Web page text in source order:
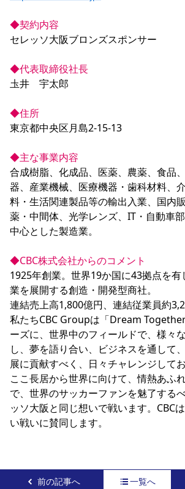
アウェイツアー
よくある質問
スポーツクラブ
長居公園 セレッソフットサルパーク
セレッソスポーツパーク舞洲
セレッソ大阪アカデミー
◆契約内容
セレッソ大阪ブロンズスポンサー
◆代表取締役社長
圡井　宇太郎
◆住所
東京都中央区月島2-15-13
◆主な事業内容
合成樹脂、化成品、医薬、農薬、食品
器、産業機械、医療機器・歯科材料、
料・生活関連製品等の輸出入業、国内
薬・中間体、光学レンズ、IT・自動車
中心とした製造業。
◆CBC株式会社からのコメント
1925年創業。世界19か国に43拠点を
業を展開する創造・開発型商社。
連結売上高1,800億円、連結従業員約
私たちCBC Groupは「Dream
ーズに、世界中のフィールドで、様々
し、夢を語り合い、ビジネスを通して
展に貢献すべく、日々チャレンジして
ここ長居から世界に向けて、情熱あふ
で、世界のサッカーファンを魅了する
ッソ大阪と同じ想いで戦います。CBC
い戦いに賛同します。
前の記事へ 一覧へ